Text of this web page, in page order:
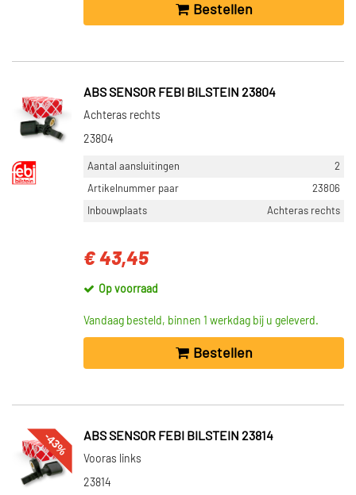
Bestellen
ABS SENSOR FEBI BILSTEIN 23804
Achteras rechts
23804
Aantal aansluitingen
2
Artikelnummer paar
23806
Inbouwplaats
Achteras rechts
€ 43,45
Op voorraad
Vandaag besteld, binnen 1 werkdag bij u geleverd.
Bestellen
-43% ABS SENSOR FEBI BILSTEIN 23814
Vooras links
23814